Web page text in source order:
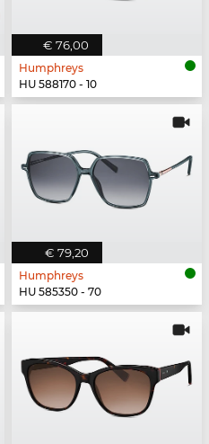
€ 76,00
Humphreys
HU 588170 - 10
€ 79,20
Humphreys
HU 585350 - 70